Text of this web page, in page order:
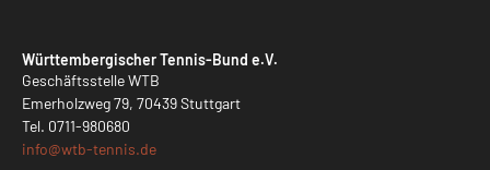
Württembergischer Tennis-Bund e.V.
Geschäftsstelle WTB
Emerholzweg 79, 70439 Stuttgart
Tel. 0711-980680
info@wtb-tennis.de